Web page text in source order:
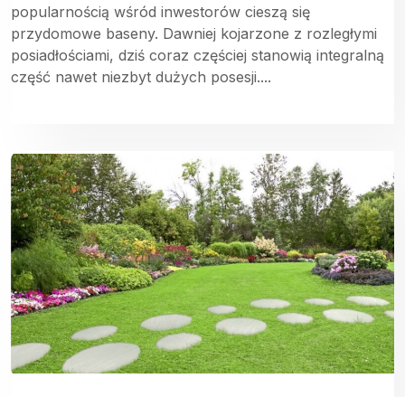
popularnością wśród inwestorów cieszą się
przydomowe baseny. Dawniej kojarzone z rozległymi
posiadłościami, dziś coraz częściej stanowią integralną
część nawet niezbyt dużych posesji....